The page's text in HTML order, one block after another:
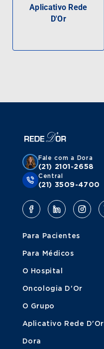
Aplicativo Rede
D'Or
Fale com a Dora
(21) 2101-2658
Central
(21) 3509-4700
Para Pacientes
Para Médicos
O Hospital
Oncologia D'Or
O Grupo
Aplicativo Rede D'Or
Dora